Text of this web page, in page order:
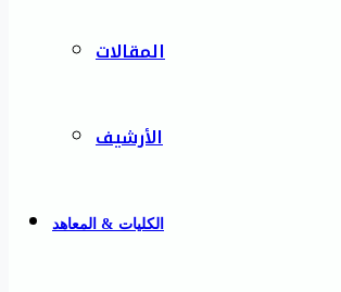
المقالات
الأرشيف
الكليات & المعاهد